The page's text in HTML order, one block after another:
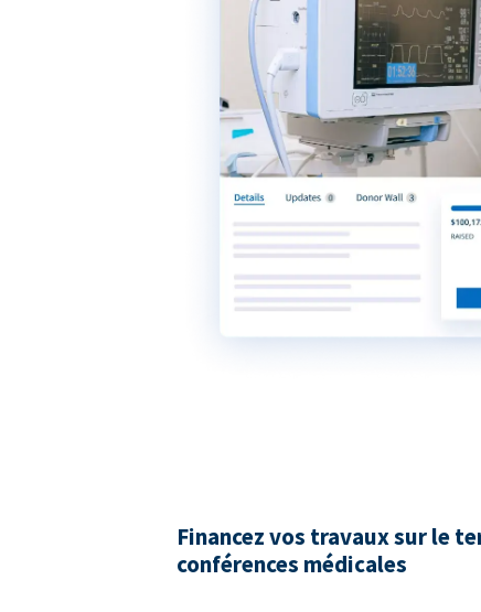
Financez vos travaux sur le
conférences médicales